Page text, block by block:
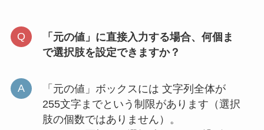
「元の値」に直接入力する場合、何個ま
で選択肢を設定できますか？
「元の値」ボックスには 文字列全体が
255文字までという制限があります（選択
肢の個数ではありません）。